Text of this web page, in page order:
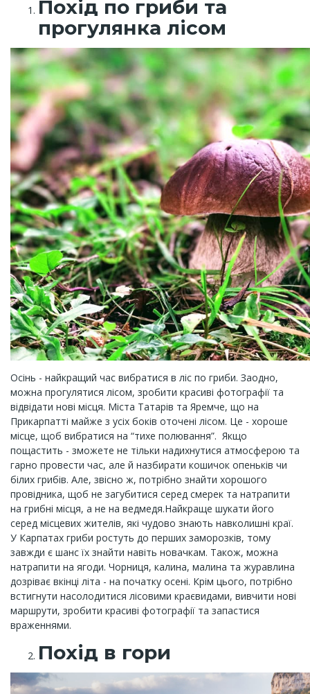
Похід по гриби та
прогулянка лісом
Осінь - найкращий час вибратися в ліс по гриби. Заодно,
можна прогулятися лісом, зробити красиві фотографії та
відвідати нові місця. Міста Татарів та Яремче, що на
Прикарпатті майже з усіх боків оточені лісом. Це - хороше
місце, щоб вибратися на “тихе полювання”. Якщо
пощастить - зможете не тільки надихнутися атмосферою та
гарно провести час, але й назбирати кошичок опеньків чи
білих грибів. Але, звісно ж, потрібно знайти хорошого
провідника, щоб не загубитися серед смерек та натрапити
на грибні місця, а не на ведмедя.Найкраще шукати його
серед місцевих жителів, які чудово знають навколишні краї.
У Карпатах гриби ростуть до перших заморозків, тому
завжди є шанс їх знайти навіть новачкам. Також, можна
натрапити на ягоди. Чорниця, калина, малина та журавлина
дозріває вкінці літа - на початку осені. Крім цього, потрібно
встигнути насолодитися лісовими краєвидами, вивчити нові
маршрути, зробити красиві фотографії та запастися
враженнями.
Похід в гори